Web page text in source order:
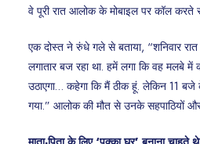
वे पूरी रात आलोक के मोबाइल पर कॉल करते
एक दोस्त ने रुंधे गले से बताया, “शनिवार
लगातार बज रहा था. हमें लगा कि वह मलबे में
उठाएगा… कहेगा कि मैं ठीक हूं. लेकिन 11 बजे
गया.” आलोक की मौत से उनके सहपाठियों और